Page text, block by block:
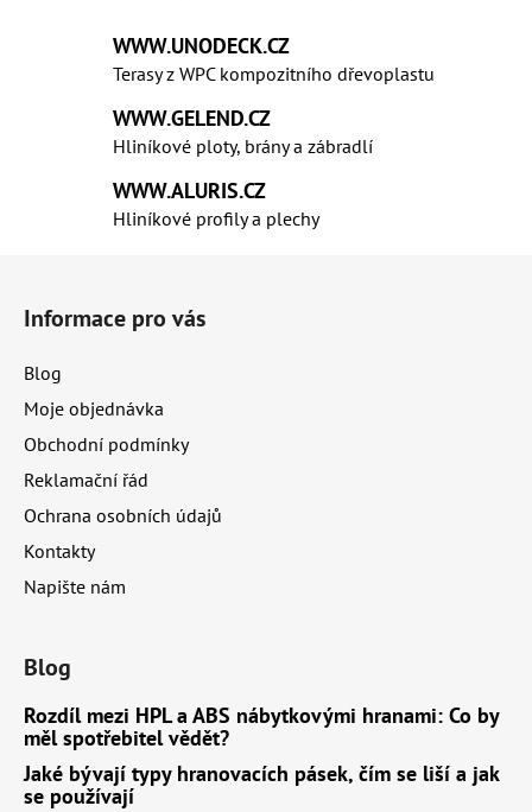
d
a
c
í
p
r
v
k
n
í
WWW.UNODECK.CZ
Terasy z WPC kompozitního dřevoplastu
WWW.GELEND.CZ
Hliníkové ploty, brány a zábradlí
WWW.ALURIS.CZ
Hliníkové profily a plechy
Informace pro vás
Blog
Moje objednávka
Obchodní podmínky
Reklamační řád
Ochrana osobních údajů
Kontakty
Napište nám
Blog
Rozdíl mezi HPL a ABS nábytkovými hranami: Co by
měl spotřebitel vědět?
Jaké bývají typy hranovacích pásek, čím se liší a jak
se používají